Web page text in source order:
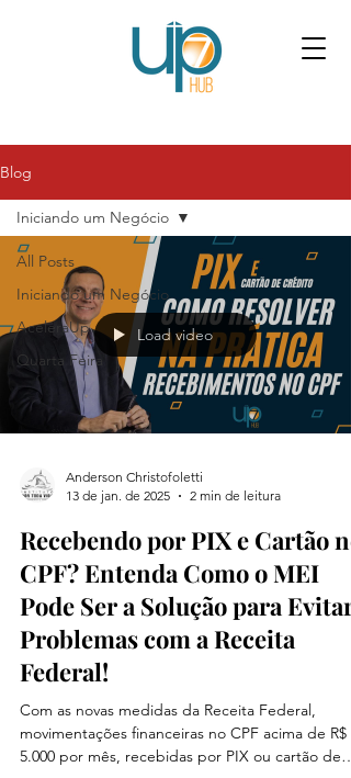
Blog
All Posts
Iniciando um Negócio
AceleraUp
Quarta Feira
Iniciando um Negócio
Load video
Anderson Christofoletti
13 de jan. de 2025
2 min de leitura
Recebendo por PIX e Cartão no
CPF? Entenda Como o MEI
Pode Ser a Solução para Evitar
Problemas com a Receita
Federal!
Com as novas medidas da Receita Federal,
movimentações financeiras no CPF acima de R$
5.000 por mês, recebidas por PIX ou cartão de